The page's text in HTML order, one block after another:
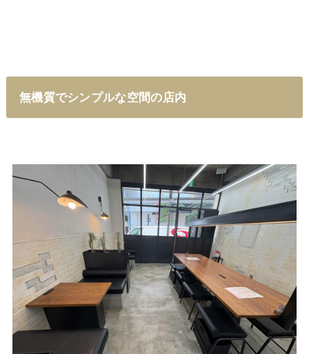
無機質でシンプルな空間の店内